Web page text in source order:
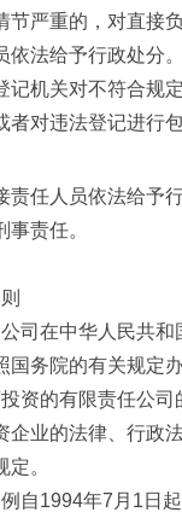
节严重的，对直接
依法给予行政处分
记机关对不符合规
者对违法登记进行
责任人员依法给予
责任。
司在中华人民共和
务院的有关规定办
资的有限责任公司
企业的法律、行政
。
自1994年7月1日起